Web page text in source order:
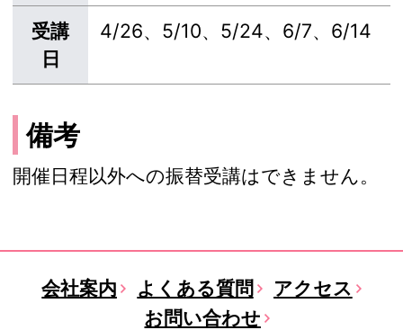
受講
日
4/26、5/10、5/24、6/7、6/14
備考
開催日程以外への振替受講はできません。
会社案内 よくある質問
アクセス
お問い合わせ